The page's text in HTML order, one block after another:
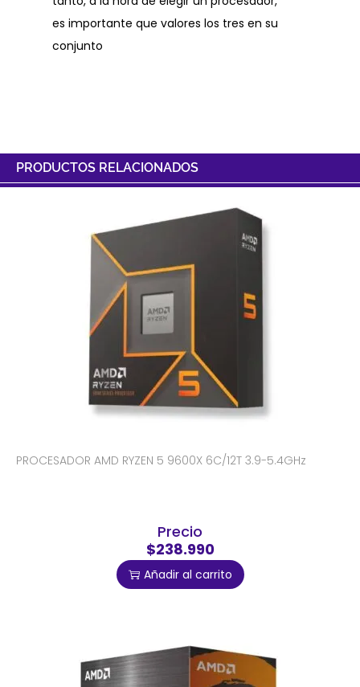
es importante que valores los tres en su
conjunto
PRODUCTOS RELACIONADOS
PROCESADOR AMD RYZEN 5 9600X 6C/12T 3.9-5.4GHz
Precio
$238.990
Añadir al carrito